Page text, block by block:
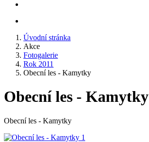
Úvodní stránka
Akce
Fotogalerie
Rok 2011
Obecní les - Kamytky
Obecní les - Kamytky
Obecní les - Kamytky